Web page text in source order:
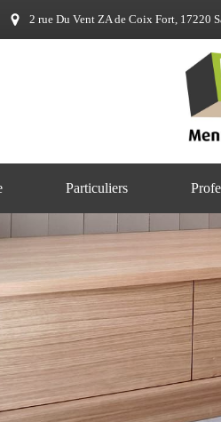
2 rue Du Vent ZA de Coix Fort, 17220
Particuliers